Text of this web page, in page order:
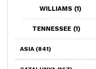
WILLIAMS (1)
TENNESSEE (1)
ASIA (841)